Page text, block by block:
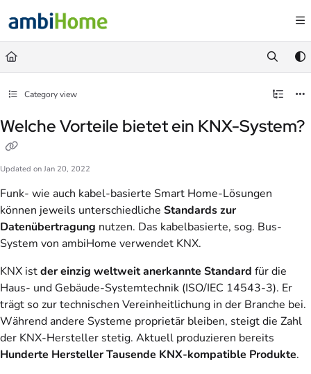
Documentation Index
Fetch the complete documentation index at:
Use this file to discover all available pages before exploring further.
Category view
Welche Vorteile bietet ein KNX-System?
Updated on Jan 20, 2022
Funk- wie auch kabel-basierte Smart Home-Lösungen
können jeweils unterschiedliche Standards zur
Datenübertragung nutzen. Das kabelbasierte, sog. Bus-
System von ambiHome verwendet KNX.
KNX istder einzig weltweit anerkannte Standard für die
Haus- und Gebäude-Systemtechnik (ISO/IEC 14543-3). Er
trägt so zur technischen Vereinheitlichung in der Branche bei.
Während andere Systeme proprietär bleiben, steigt die Zahl
der KNX-Hersteller stetig. Aktuell produzieren bereits
Hunderte HerstellerTausende KNX-kompatible Produkte.